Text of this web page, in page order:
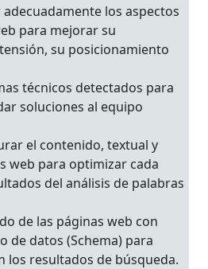
los aspectos
para mejorar su
su posicionamiento
técnicos detectados para
soluciones al equipo
el contenido, textual y
web para optimizar cada
del análisis de palabras
de las páginas web con
de datos (Schema) para
los resultados de búsqueda.